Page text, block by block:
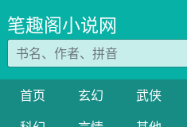
笔趣阁小说网
首页 玄幻 武侠